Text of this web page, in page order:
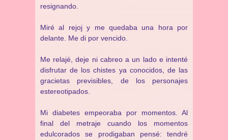
resignando.
Miré al rejoj y me quedaba una hora por
delante. Me di por vencido.
Me relajé, deje ni cabreo a un lado e intenté
disfrutar de los chistes ya conocidos, de las
gracietas previsibles, de los personajes
estereotipados.
Mi diabetes empeoraba por momentos. Al
final del metraje cuando los momentos
edulcorados se prodigaban pensé: tendré